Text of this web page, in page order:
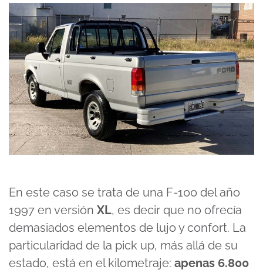
En este caso se trata de una F-100 del año
1997 en versión XL, es decir que no ofrecía
demasiados elementos de lujo y confort. La
particularidad de la pick up, más allá de su
estado, está en el kilometraje: apenas 6.800